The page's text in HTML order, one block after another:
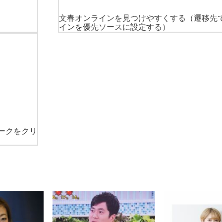
文春オンラインを見つけやすくする
（遷移
インを優先ソースに設定する）
クをクリ